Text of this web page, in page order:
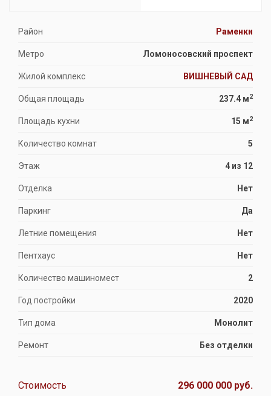
Район Раменки
Метро Ломоносовский проспект
Жилой комплекс ВИШНЕВЫЙ САД
Общая площадь 237.4 м2
Площадь кухни 15 м2
Количество комнат 5
Этаж 4 из 12
Отделка Нет
Паркинг Да
Летние помещения Нет
Пентхаус Нет
Количество машиномест 2
Год постройки 2020
Тип дома Монолит
Ремонт Без отделки
Стоимость
296 000 000 руб.